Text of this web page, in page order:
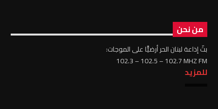
من نحن
بثّ إذاعة لبنان الحر أرضيًّا على الموجات:
102.3 – 102.5 – 102.7 MHZ FM
للمزيد